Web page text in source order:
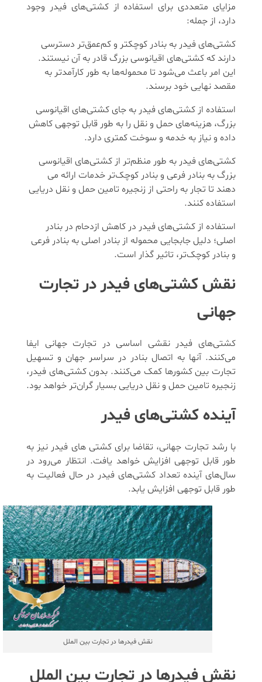
مزایای متعددی برای استفاده از کشتی‌های فیدر وجود
دارد، از جمله:
کشتی‌های فیدر به بنادر کوچکتر و کم‌عمق‌تر دسترسی
دارند که کشتی‌های اقیانوسی بزرگ قادر به آن نیستند.
این امر باعث می‌شود تا محموله‌ها به طور کارآمدتر به
مقصد نهایی خود برسند.
استفاده از کشتی‌های فیدر به جای کشتی‌های اقیانوسی
بزرگ، هزینه‌های حمل و نقل را به طور قابل توجهی کاهش
داده و نیاز به خدمه و سوخت کمتری دارد.
کشتی‌های فیدر به طور منظم‌تر از کشتی‌های اقیانوسی
بزرگ به بنادر فرعی و بنادر کوچک‌تر خدمات ارائه می
دهند تا تجار به راحتی از زنجیره تامین حمل و نقل دریایی
استفاده کنند.
استفاده از کشتی‌های فیدر در کاهش ازدحام در بنادر
اصلی؛ دلیل جابجایی محموله از بنادر اصلی به بنادر فرعی
و بنادر کوچک‌تر، تاثیر گذار است.
نقش کشتی‌های فیدر در تجارت
جهانی
کشتی‌های فیدر نقشی اساسی در تجارت جهانی ایفا
می‌کنند. آنها به اتصال بنادر در سراسر جهان و تسهیل
تجارت بین کشورها کمک می‌کنند. بدون کشتی‌های فیدر،
زنجیره تامین حمل و نقل دریایی بسیار گران‌تر خواهد بود.
آینده کشتی‌های فیدر
با رشد تجارت جهانی، تقاضا برای کشتی‌ های فیدر نیز به
طور قابل توجهی افزایش خواهد یافت. انتظار می‌رود در
سال‌های آینده تعداد کشتی‌های فیدر در حال فعالیت به
طور قابل توجهی افزایش یابد.
نقش فیدرها در تجارت بین الملل
نقش فیدرها در تجارت بین الملل